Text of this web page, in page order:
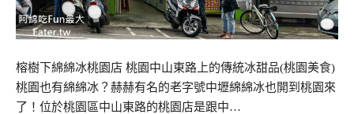
榕樹下綿綿冰桃園店 桃園中山東路上的傳統冰甜品(桃園美食)
桃園也有綿綿冰？赫赫有名的老字號中壢綿綿冰也開到桃園來
了！位於桃園區中山東路的桃園店是跟中…